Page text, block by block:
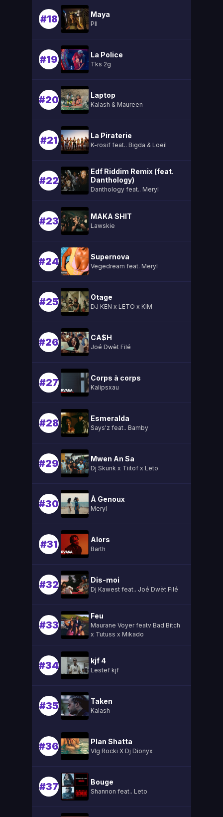
#18 Maya
Pll
#19 La Police
Tks 2g
#20 Laptop
Kalash & Maureen
#21 La Piraterie
K-rosif feat.. Bigda & Loeil
#22
Edf Riddim Remix (feat.
Danthology)
Danthology feat.. Meryl
#23 MAKA SHIT
Lawskie
#24 Supernova
Vegedream feat. Meryl
#25 Otage
DJ KEN x LETO x KIM
#26 CA$H
Joé Dwèt Filé
#27 Corps à corps
Kalipsxau
#28 Esmeralda
Says'z feat.. Bamby
#29 Mwen An Sa
Dj Skunk x Tiitof x Leto
#30 À Genoux
Meryl
#31 Alors
Barth
#32 Dis-moi
Dj Kawest feat.. Joé Dwèt Filé
#33
Feu
Maurane Voyer featv Bad Bitch
x Tutuss x Mikado
#34 kjf 4
Lestef kjf
#35 Taken
Kalash
#36 Plan Shatta
Vlg Rocki X Dj Dionyx
#37 Bouge
Shannon feat.. Leto